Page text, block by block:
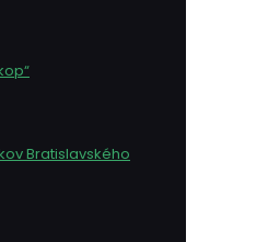
Bratislavského